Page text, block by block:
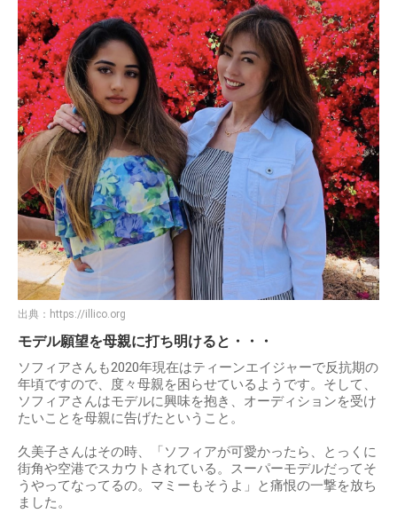
出典： https://illico.org
モデル願望を母親に打ち明けると・・・
ソフィアさんも2020年現在はティーンエイジャーで反抗期の
年頃ですので、度々母親を困らせているようです。そして、
ソフィアさんはモデルに興味を抱き、オーディションを受け
たいことを母親に告げたということ。
久美子さんはその時、「ソフィアが可愛かったら、とっくに
街角や空港でスカウトされている。スーパーモデルだってそ
うやってなってるの。マミーもそうよ」と痛恨の一撃を放ち
ました。